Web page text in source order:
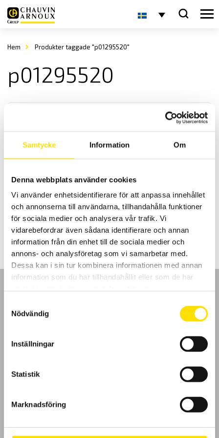
Samtycke Information Om
Denna webbplats använder cookies
Vi använder enhetsidentifierare för att anpassa innehållet
och annonserna till användarna, tillhandahålla funktioner
för sociala medier och analysera vår trafik. Vi
vidarebefordrar även sådana identifierare och annan
information från din enhet till de sociala medier och
annons- och analysföretag som vi samarbetar med.
Dessa kan i sin tur kombinera informationen med annan
information som du har tillhandahållit eller som de har
Nödvändig
Inställningar
Statistik
Marknadsföring
Hem Produkter taggade "p01295520"
p01295520
Tillbehör isolationsprovare 10 kV & 15 kV
isolationsprovare.
705.00kr–4,340.00krPrisintervall:
705.00 kr
till
4,340.00 kr
LÄS MER